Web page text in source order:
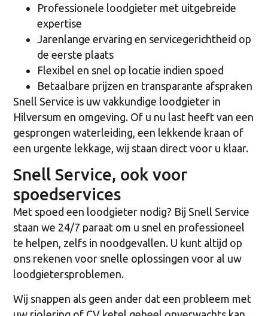
Professionele loodgieter met uitgebreide
expertise
Jarenlange ervaring en servicegerichtheid op
de eerste plaats
Flexibel en snel op locatie indien spoed
Betaalbare prijzen en transparante afspraken
Snell Service is uw vakkundige loodgieter in
Hilversum en omgeving. Of u nu last heeft van een
gesprongen waterleiding, een lekkende kraan of
een urgente lekkage, wij staan direct voor u klaar.
Snell Service, ook voor
spoedservices
Met spoed een loodgieter nodig? Bij Snell Service
staan we 24/7 paraat om u snel en professioneel
te helpen, zelfs in noodgevallen. U kunt altijd op
ons rekenen voor snelle oplossingen voor al uw
loodgietersproblemen.
Wij snappen als geen ander dat een probleem met